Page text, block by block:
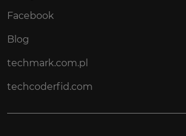
Facebook
Blog
techmark.com.pl
techcoderfid.com